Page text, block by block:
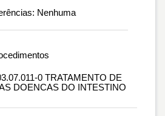
Nenhuma
0 TRATAMENTO DE
DOENCAS DO INTESTINO